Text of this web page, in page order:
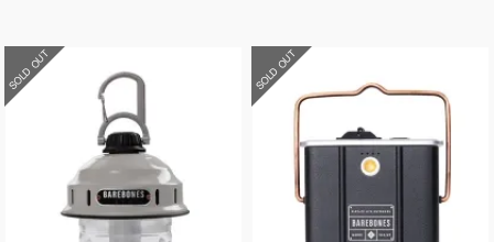
SOLD OUT SOLD OUT